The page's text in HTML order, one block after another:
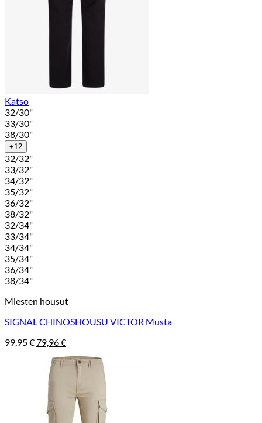
Katso
32/30"
33/30"
38/30"
+12
32/32"
33/32"
34/32"
35/32"
36/32"
38/32"
32/34"
33/34"
34/34"
35/34"
36/34"
38/34"
Miesten housut
SIGNAL CHINOSHOUSU VICTOR Musta
99,95€Alkuperäinen
99,95 €.
79,96€Nykyinen
on:
79,96 €.